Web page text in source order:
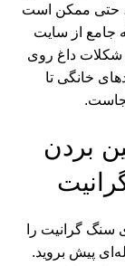
حتی ممکن است
جامع از سایت
شکلات داغ روی
خانگی تا
بردن
گرانیت را
پیش بروید.